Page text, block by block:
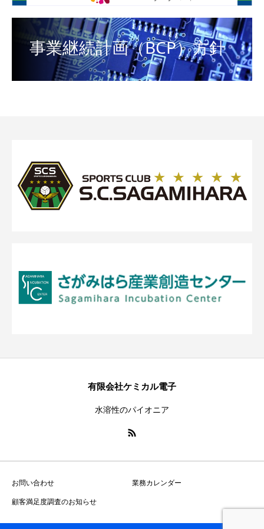
事業継続計画（BCP）方針
有限会社ケミカル電子
水溶性のパイオニア
お問い合わせ
業務カレンダー
顧客満足度調査のお知らせ